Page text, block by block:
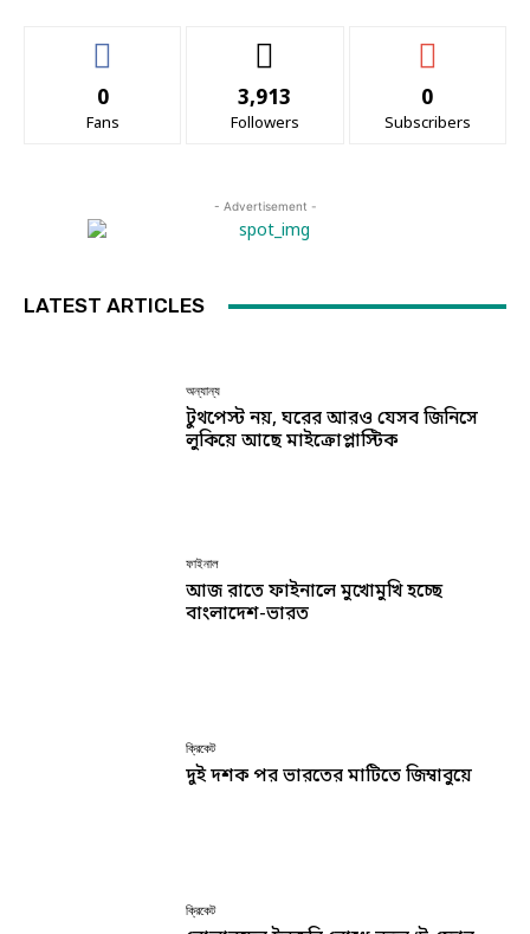
0
Fans
3,913
Followers
0
Subscribers
- Advertisement -
LATEST ARTICLES
অন্যান্য
টুথপেস্ট নয়, ঘরের আরও যেসব জিনিসে
লুকিয়ে আছে মাইক্রোপ্লাস্টিক
ফাইনাল
আজ রাতে ফাইনালে মুখোমুখি হচ্ছে
বাংলাদেশ-ভারত
ক্রিকেট
দুই দশক পর ভারতের মাটিতে জিম্বাবুয়ে
ক্রিকেট